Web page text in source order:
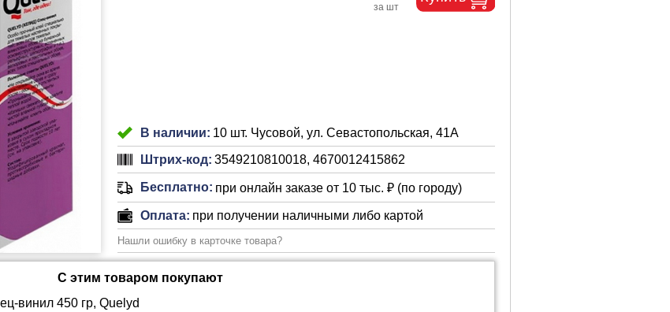
В наличии: 10 шт. Чусовой, ул. Севастопольская, 41А
Штрих-код: 3549210810018, 4670012415862
Бесплатно: при онлайн заказе от 10 тыс. ₽ (по городу)
Оплата: при получении наличными либо картой
Нашли ошибку в карточке товара?
С этим товаром покупают
винил 450 гр, Quelyd